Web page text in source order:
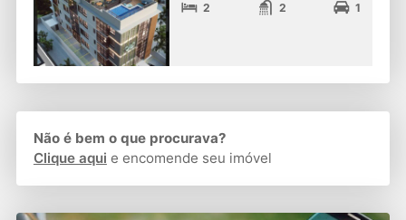
2 2 1
Não é bem o que procurava?
Clique aqui e encomende seu imóvel